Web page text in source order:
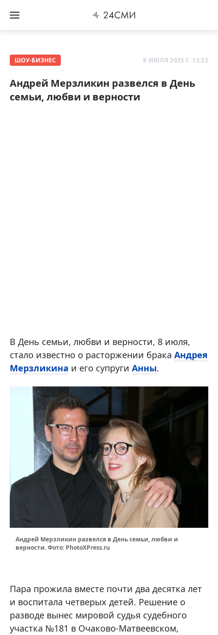
ШОУ-БИЗНЕС 8 ИЮЛЯ 2025 Г. 12:32
Андрей Мерзликин развелся в День
семьи, любви и верности
В День семьи, любви и верности, 8 июля,
стало известно о расторжении брака Андрея
Мерзликина и его супруги Анны.
Андрей Мерзликин развелся в День семьи, любви и
верности. Фото: PhotoXPress.ru
Пара прожила вместе почти два десятка лет
и воспитала четверых детей. Решение о
разводе вынес мировой судья судебного
участка №181 в Очаково-Матвеевском,